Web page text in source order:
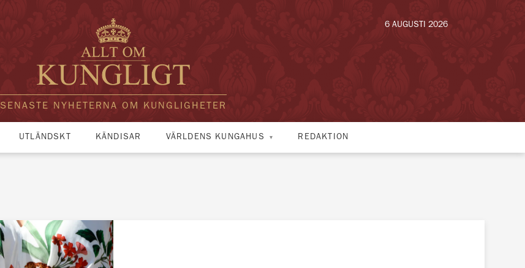
SENASTE NYHETERNA OM KUNGLIGHETER
6 AUGUSTI 2026
UTLÄNDSKT KÄNDISAR VÄRLDENS KUNGAHUS REDAKTION